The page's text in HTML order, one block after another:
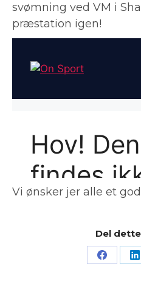
svømning ved VM i
præstation igen!
Vi ønsker jer alle et
Del